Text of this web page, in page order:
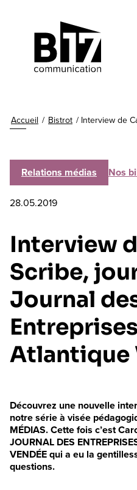
Accueil / Bistrot / Interview de
Relations médias Nos
28.05.2019
Interview
Scribe,
Journal
Atlantique
Découvrez une nouvelle
notre série à visée
MÉDIAS. Cette fois c’est
JOURNAL DES
VENDÉE qui a eu la
questions.